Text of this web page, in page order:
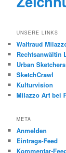
UNSERE LINKS
Waltraud
Rechtsanwältin
Urban
SketchCrawl
Kulturvision
Milazzo Art bei
META
Anmelden
Eintrags-Feed
Kommentar-